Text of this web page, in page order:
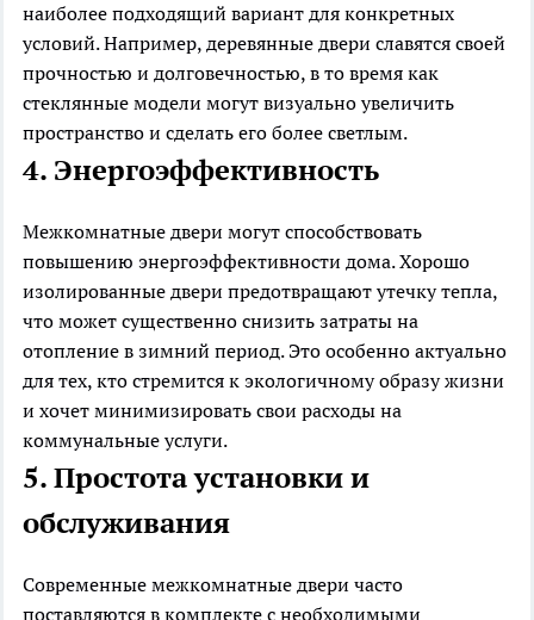
наиболее подходящий вариант для конкретных
условий. Например, деревянные двери славятся своей
прочностью и долговечностью, в то время как
стеклянные модели могут визуально увеличить
пространство и сделать его более светлым.
4. Энергоэффективность
Межкомнатные двери могут способствовать
повышению энергоэффективности дома. Хорошо
изолированные двери предотвращают утечку тепла,
что может существенно снизить затраты на
отопление в зимний период. Это особенно актуально
для тех, кто стремится к экологичному образу жизни
и хочет минимизировать свои расходы на
коммунальные услуги.
5. Простота установки и
обслуживания
Современные межкомнатные двери часто
поставляются в комплекте с необходимыми